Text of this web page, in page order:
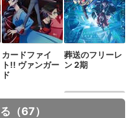
カードファイ
ト!! ヴァンガー
ド
葬送のフリーレ
ン 2期
（67）